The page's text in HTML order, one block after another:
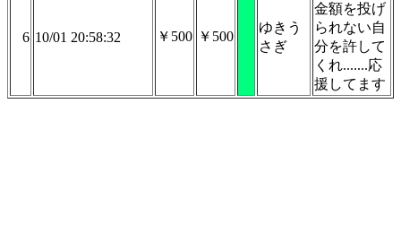
6 10/01 20:58:32 ￥500 ￥500
ゆきう
さぎ
金額を投げ
られない自
分を許して
くれ.......応
援してます